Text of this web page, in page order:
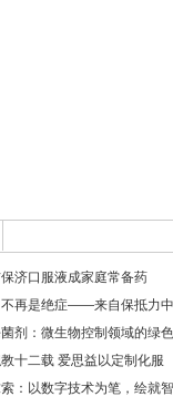
济口服液成家庭常备药
不再是绝症——来自保抵力中
剂：微生物控制领域的绿色
十二载 爱思益以定制化服
：以数字技术为笔，绘就智